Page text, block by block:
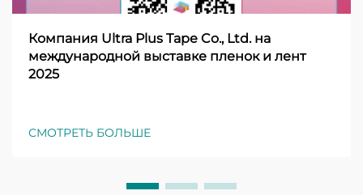
Компания Ultra Plus Tape Co., Ltd. на
международной выставке пленок и лент
2025
СМОТРЕТЬ БОЛЬШЕ